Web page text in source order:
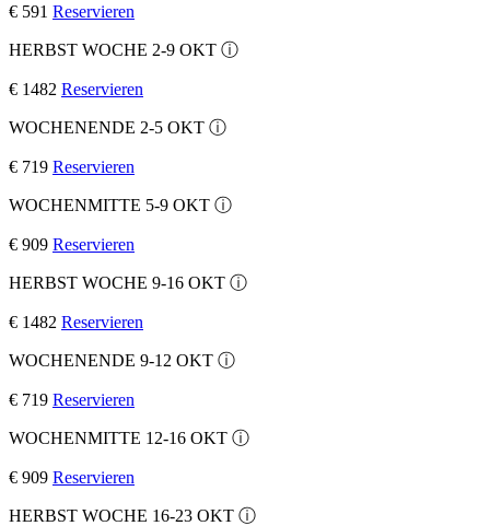
€ 591 Reservieren
HERBST WOCHE 2-9 OKT ⓘ
€ 1482 Reservieren
WOCHENENDE 2-5 OKT ⓘ
€ 719 Reservieren
WOCHENMITTE 5-9 OKT ⓘ
€ 909 Reservieren
HERBST WOCHE 9-16 OKT ⓘ
€ 1482 Reservieren
WOCHENENDE 9-12 OKT ⓘ
€ 719 Reservieren
WOCHENMITTE 12-16 OKT ⓘ
€ 909 Reservieren
HERBST WOCHE 16-23 OKT ⓘ